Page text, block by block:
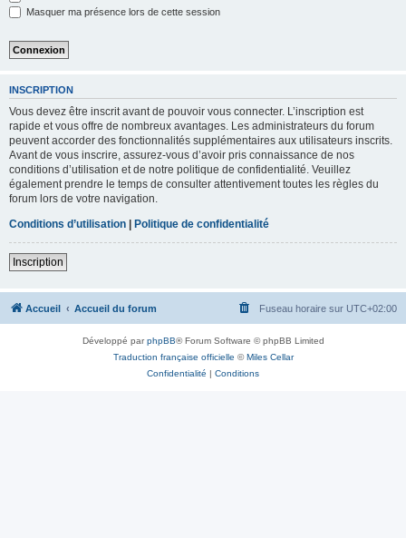
Masquer ma présence lors de cette session
INSCRIPTION
Vous devez être inscrit avant de pouvoir vous connecter. L’inscription est
rapide et vous offre de nombreux avantages. Les administrateurs du forum
peuvent accorder des fonctionnalités supplémentaires aux utilisateurs inscrits.
Avant de vous inscrire, assurez-vous d’avoir pris connaissance de nos
conditions d’utilisation et de notre politique de confidentialité. Veuillez
également prendre le temps de consulter attentivement toutes les règles du
forum lors de votre navigation.
Conditions d’utilisation | Politique de confidentialité
Inscription
Accueil Accueil du forum Fuseau horaire sur UTC+02:00
Développé parphpBB® Forum Software © phpBB Limited
Traduction française officielle ©Miles Cellar
Confidentialité | Conditions